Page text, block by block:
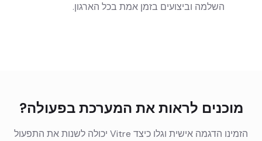
השלמה וביצועים בזמן אמת בכל הארגון.
מוכנים לראות את המערכת בפעולה?
הזמינו הדגמה אישית וגלו כיצד Vitre יכולה לשנות את התפעול